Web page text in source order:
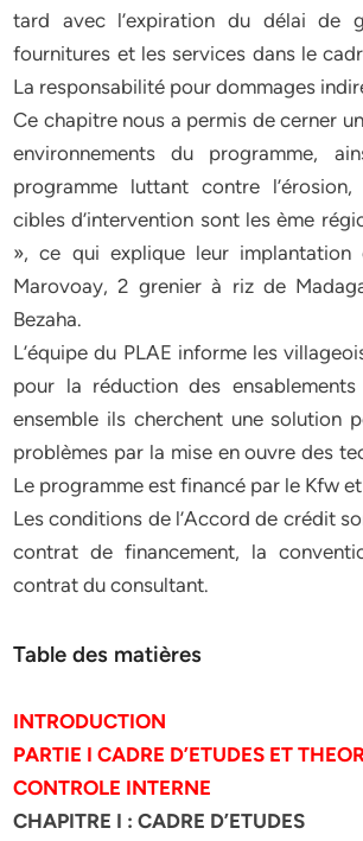
tard avec l’expiration du délai de
fournitures et les services dans le
La responsabilité pour dommages
Ce chapitre nous a permis de cerner
environnements du programme,
programme luttant contre
cibles d’intervention sont les ème
», ce qui explique leur implantation
Marovoay, 2 grenier à riz de
Bezaha.
L’équipe du PLAE informe les
pour la réduction des
ensemble ils cherchent une solution
problèmes par la mise en ouvre des
Le programme est financé par le Kfw
Les conditions de l’Accord de crédit
contrat de financement, la
contrat du consultant.
Table des matières
INTRODUCTION
PARTIE I CADRE D’ETUDES ET
CONTROLE INTERNE
CHAPITRE I : CADRE D’ETUDES